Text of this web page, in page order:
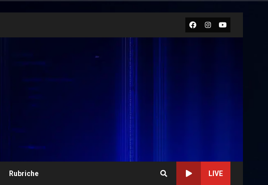
Facebook
Instagram
Youtube
Rubriche LIVE